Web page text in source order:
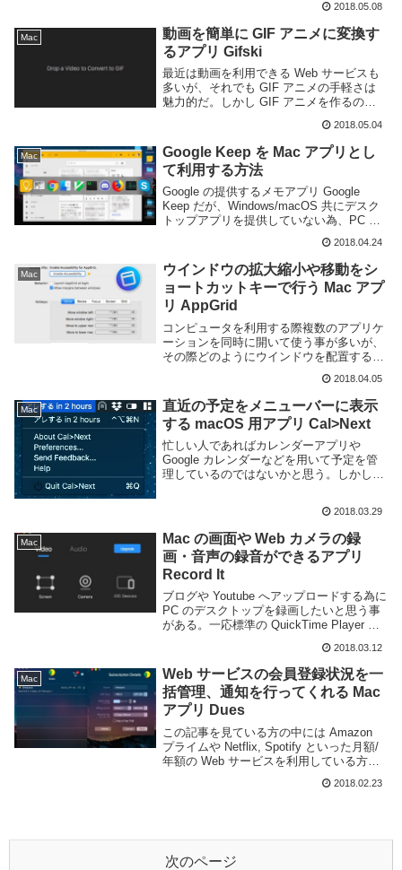
は Windows 版のように Discord 内の設定
から自動起...
2018.05.08
Mac
動画を簡単に GIF アニメに変換す
るアプリ Gifski
最近は動画を利用できる Web サービスも
多いが、それでも GIF アニメの手軽さは
魅力的だ。しかし GIF アニメを作るのは
あれば Gifski というアプリを利用する事で
簡単に動画から GIF ...
2018.05.04
Mac
Google Keep を Mac アプリとし
て利用する方法
Google の提供するメモアプリ Google
Keep だが、Windows/macOS 共にデスク
トップアプリを提供していない為、PC 環
境からでは Web ブラウザからアクセスす
る必要がある。基本的にはそれで問題ない
事が多いが、人に...
2018.04.24
Mac
ウインドウの拡大縮小や移動をシ
ョートカットキーで行う Mac アプ
リ AppGrid
コンピュータを利用する際複数のアプリケ
ーションを同時に開いて使う事が多いが、
その際どのようにウインドウを配置する
それにウインドウはマウスで移動や拡大縮
小をしているとどうしてもピッタリサイズ
を合わせる事が...
2018.04.05
Mac
直近の予定をメニューバーに表示
する macOS 用アプリ Cal>Next
忙しい人であればカレンダーアプリや
Google カレンダーなどを用いて予定を管
理しているのではないかと思う。しかしち
事もあるだろう。Cal>Next というアプ...
2018.03.29
Mac
Mac の画面や Web カメラの録
画・音声の録音ができるアプリ
Record It
ブログや Youtube へアップロードする為に
PC のデスクトップを録画したいと思う事
がある。一応標準の QuickTime Player に
はできてもウインドウの指定ができないな
ど微妙に使い勝手が...
2018.03.12
Mac
Web サービスの会員登録状況を一
括管理、通知を行ってくれる Mac
アプリ Dues
この記事を見ている方の中には Amazon
プライムや Netflix, Spotify といった月額/
年額の Web サービスを利用している方も
する程どの Web サービスがいくらかかっ
2018.02.23
次のページ